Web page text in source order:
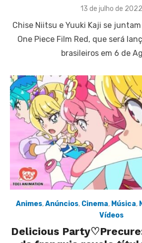
Posted
13 de julho de 2022
Chise Niitsu e Yuuki Kaji se
One Piece Film Red, que será
brasileiros em 6 de
Animes,Anúncios, Cinema, Música,
Vídeos
Delicious